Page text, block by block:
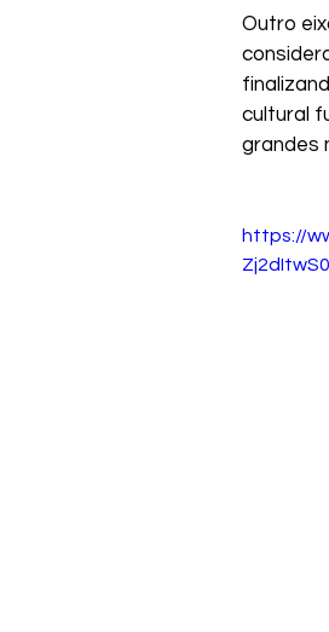
Outro
cultural
grandes
https://